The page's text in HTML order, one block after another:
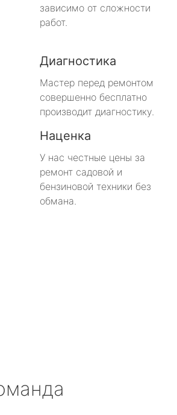
зависимо от сложности
работ.
Диагностика
Мастер перед ремонтом
совершенно бесплатно
производит диагностику.
Наценка
У нас честные цены за
ремонт садовой и
бензиновой техники без
обмана.